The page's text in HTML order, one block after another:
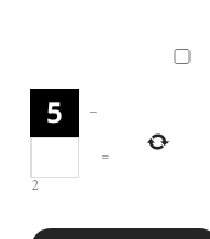
−
=
2